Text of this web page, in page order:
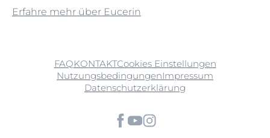
Erfahre mehr über Eucerin
FAQKONTAKTCookies Einstellungen
NutzungsbedingungenImpressum
Datenschutzerklärung